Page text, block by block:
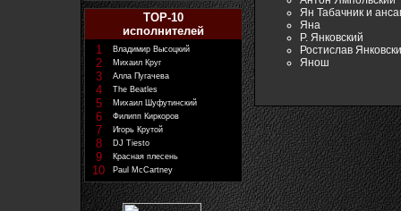
TOP-10
исполнителей
1
Владимир Высоцкий
2 Михаил Круг
3 Алла Пугачева
4 The Beatles
5 Михаил Шуфутинский
6 Филипп Киркоров
7 Игорь Крутой
8 DJ Tiesto
9 Красная плесень
10 Paul McCartney
Ян Табачник и
Яна
Р. Янковский
Ростислав
Янош